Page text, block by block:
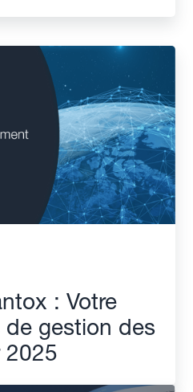
accounting.
: Votre
gestion des
2025